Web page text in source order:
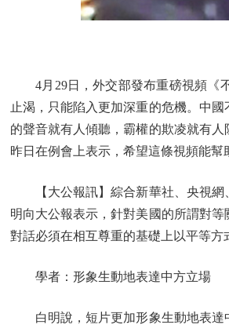
4月29日，外交部發布重磅視頻《不
止渴，只能陷入更加深重的危機。中
的聲音就有人傾聽，霸權的欺凌就有
昨日在例會上表示，希望這條視頻能幫
【大公報訊】綜合新華社、央視網
明向大公報表示，針對美國的所謂對
對話必須在相互尊重的基礎上以平等方
學者：形象生動地表達中方立場
白明說，短片更加形象生動地表達